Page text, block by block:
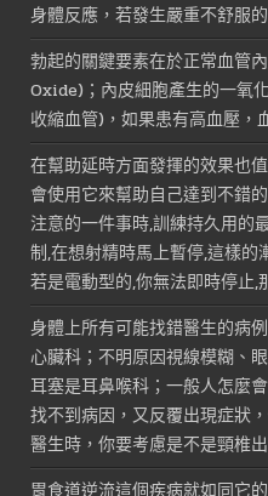
身體反應，若發生嚴重不舒服
勃起的關鍵要素在於正常血管
Oxide)；內皮細胞產生的一氧
收縮血管)，如果患有高血壓，
在幫助延時方面發揮的效果也
會使用它來幫助自己達到不錯
注意的一件事時,訓練持久用的
制,在想射精時馬上暫停,這樣
若是電動型的,你無法即時停止
身體上所有可能找錯醫生的病
心臟科；不明原因視線模糊、
耳塞是耳鼻喉科；一般人怎麼
找不到病因，又反覆出現症狀
醫生時，你要考慮是不是頸椎
胃食道逆流這個疾病就如同它